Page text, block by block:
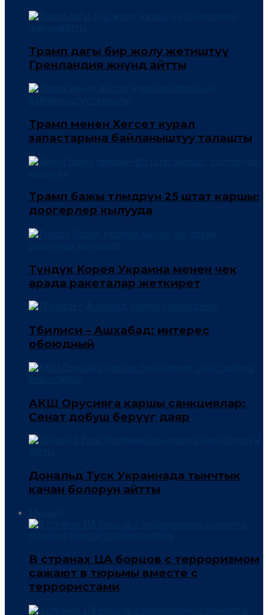
Трамп дагы бир жолу жетиштүү
Гренландия жөнүндө айтты
Трамп менен Хегсет курал
запастарына байланыштуу талашты
Трамп бажы төлөмдөрүнө 25 штат каршы:
доогерлер кылууда
Түндүк Корея Украина менен чек
арада ракеталар жеткирет
Тбилиси – Ашхабад: интерес
обоюдный
АКШ Орусияга каршы санкциялар:
Сенат добуш берүүгө даяр
Дональд Туск Украинада тынчтык
качан болорун айтты
В странах ЦА борцов с терроризмом
сажают в тюрьмы вместе с
террористами